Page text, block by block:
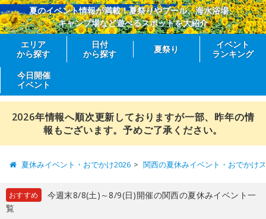
夏のイベント情報が満載！夏祭りやプール、海水浴場、
キャンプ場など遊べるスポットを大紹介
エリア
から探す
日付
から探す
夏祭り
イベント
ランキング
今日開催
イベント
2026年情報へ順次更新しておりますが一部、昨年の情
報もございます。予めご了承ください。
夏休みイベント・おでかけ2026 関西の夏休みイベント・おでかけ
おすすめ
今週末8/8(土)～8/9(日)開催の関西の夏休みイベント一
覧